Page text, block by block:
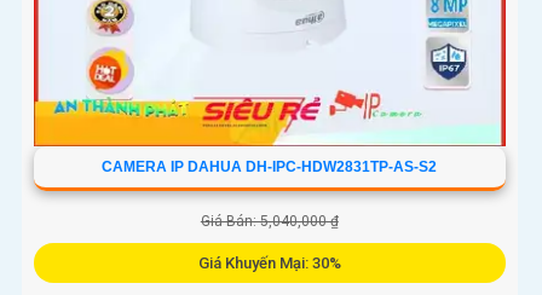
CAMERA IP DAHUA DH-IPC-HDW2831TP-AS-S2
Giá Bán: 5,040,000 ₫
Giá Khuyến Mại: 30%